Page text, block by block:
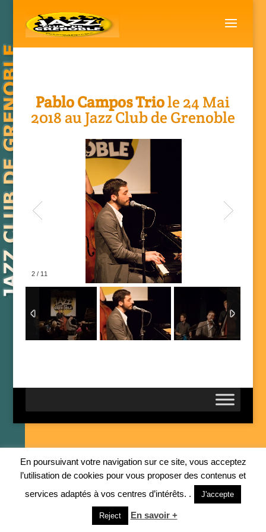
Pablo Campos Triole 24 Mai
2018 au Jazz Club de Grenoble
2/ 11
En poursuivant votre navigation sur ce site, vous acceptez
l’utilisation de cookies pour vous proposer des contenus et
services adaptés à vos centres d’intérêts. .
J'accepte
Reject En savoir +